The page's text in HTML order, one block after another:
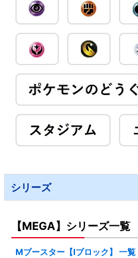
シリーズ
【MEGA】シリーズ一覧
Mブースター【Iブロック】 一覧